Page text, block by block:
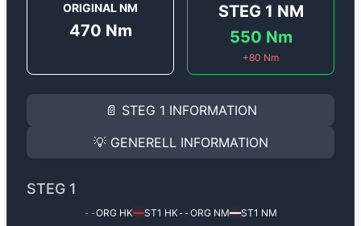
ORIGINAL NM
470 Nm
STEG 1 NM
550 Nm
+80 Nm
📄 STEG 1 INFORMATION
INFORMATION
Steg 1
Alfa Romeo Giulia 2.2
Effekten ökar från210 hktill230 hkoch
(+20 hk & +80 Nm).
Ger mer effekt, högre vridmoment, lägre
Steg 1 mjukvara justerar vi ett antal
💡 GENERELL INFORMATION
✅ All mjukvara är skräddarsydd för din bil
✅ Felsökning inann samt efter optimering
STEG 1
--ORG HK━━ST1 HK--ORG NM━━ST1 NM